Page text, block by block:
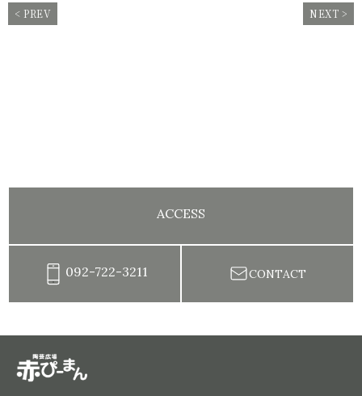
< PREV NEXT >
ACCESS
092-722-3211 CONTACT